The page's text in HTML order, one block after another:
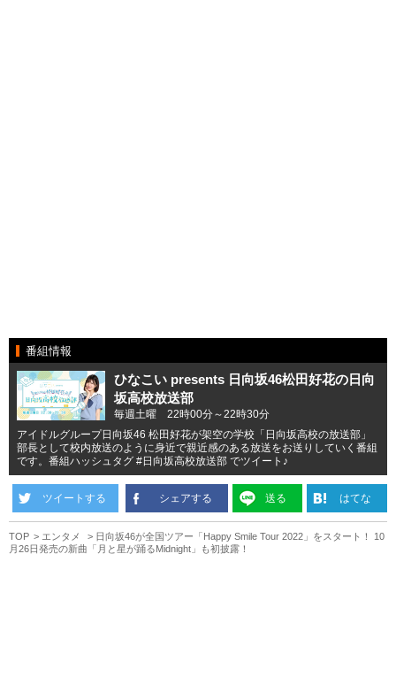
番組情報
ひなこい presents 日向坂46松田好花の日向
坂高校放送部
毎週土曜 22時00分～22時30分
アイドルグループ日向坂46 松田好花が架空の学校「日向坂高校の放送部」
部長として校内放送のように身近で親近感のある放送をお送りしていく番組
です。番組ハッシュタグ #日向坂高校放送部 でツイート♪
ツイートする シェアする 送る はてな
TOP エンタメ
日向坂46が全国ツアー「Happy Smile Tour 2022」をスタート！ 10
月26日発売の新曲「月と星が踊るMidnight」も初披露！